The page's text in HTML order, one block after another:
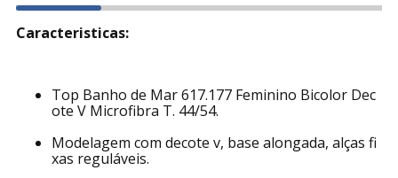
Caracteristicas:
Top Banho de Mar 617.177 Feminino Bicolor Dec
ote V Microfibra T. 44/54.
Modelagem com decote v, base alongada, alças fi
xas reguláveis.